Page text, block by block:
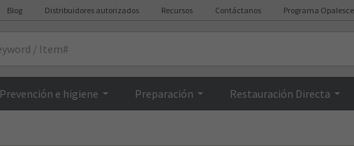
Blog Distribuidores autorizados Recursos Contáctanos Programa
Prevención e higiene Preparación Restauración Directa